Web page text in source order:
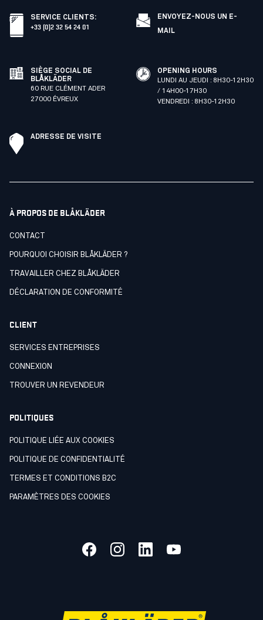
SERVICE CLIENTS:
+33 (0)2 32 54 24 01
ENVOYEZ-NOUS UN E-
MAIL
SIÈGE SOCIAL DE
BLÅKLÄDER
60 RUE CLÉMENT ADER
27000 ÉVREUX
OPENING HOURS
LUNDI AU JEUDI : 8H30-12H30
/ 14H00-17H30
VENDREDI : 8H30-12H30
ADRESSE DE VISITE
À PROPOS DE BLÅKLÄDER
CONTACT
POURQUOI CHOISIR BLÅKLÄDER ?
TRAVAILLER CHEZ BLÅKLÄDER
DÉCLARATION DE CONFORMITÉ
CLIENT
SERVICES ENTREPRISES
CONNEXION
TROUVER UN REVENDEUR
POLITIQUES
POLITIQUE LIÉE AUX COOKIES
POLITIQUE DE CONFIDENTIALITÉ
TERMES ET CONDITIONS B2C
PARAMÈTRES DES COOKIES